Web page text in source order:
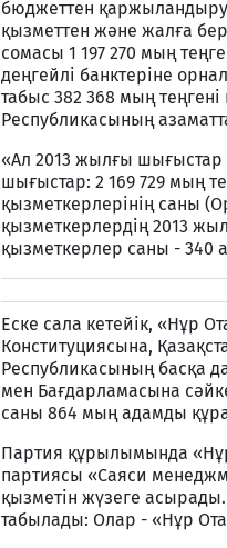
бюджеттен қаржыландыру
қызметтен және жалға
сомасы 1 197 270 мың
деңгейлі банктеріне
табыс 382 368 мың
Республикасының
«Ал 2013 жылғы шығыстар
шығыстар: 2 169 729 мың
қызметкерлерінің саны
қызметкерлердің 2013
қызметкерлер саны - 340
Еске сала кетейік, «Нұр
Конституциясына,
Республикасының басқа
мен Бағдарламасына
саны 864 мың адамды
Партия құрылымында
партиясы «Саяси
қызметін жүзеге
табылады: Олар - «Нұр